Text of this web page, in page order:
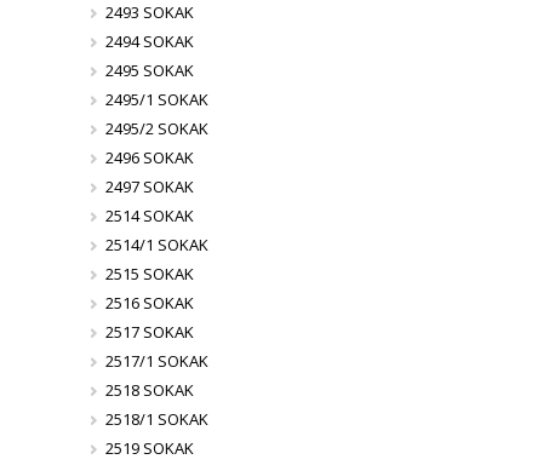
2493 SOKAK
2494 SOKAK
2495 SOKAK
2495/1 SOKAK
2495/2 SOKAK
2496 SOKAK
2497 SOKAK
2514 SOKAK
2514/1 SOKAK
2515 SOKAK
2516 SOKAK
2517 SOKAK
2517/1 SOKAK
2518 SOKAK
2518/1 SOKAK
2519 SOKAK